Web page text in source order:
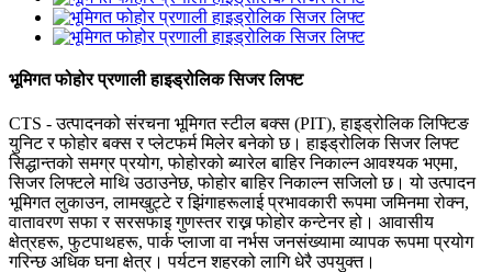
भूमिगत फोहोर प्रणाली हाइड्रोलिक सिजर लिफ्ट
CTS - उत्पादनको संरचना भूमिगत स्टील बक्स (PIT), हाइड्रोलिक लिफ्टिङ
युनिट र फोहोर बक्स र प्लेटफर्म मिलेर बनेको छ। हाइड्रोलिक सिजर लिफ्ट
सिद्धान्तको समग्र प्रयोग, फोहोरको ब्यारेल बाहिर निकाल्न आवश्यक भएमा,
सिजर लिफ्टले माथि उठाउनेछ, फोहोर बाहिर निकाल्न सजिलो छ। यो उत्पादन
भूमिगत लुकाउन, लामखुट्टे र झिंगाहरूलाई प्रभावकारी रूपमा जमिनमा रोक्न,
वातावरण सफा र सरसफाइ गुणस्तर राख्न फोहोर कन्टेनर हो। आवासीय
क्षेत्रहरू, फुटपाथहरू, पार्क प्लाजा वा नर्भस जनसंख्यामा व्यापक रूपमा प्रयोग
गरिन्छ अधिक घना क्षेत्र। पर्यटन शहरको लागि धेरै उपयुक्त।